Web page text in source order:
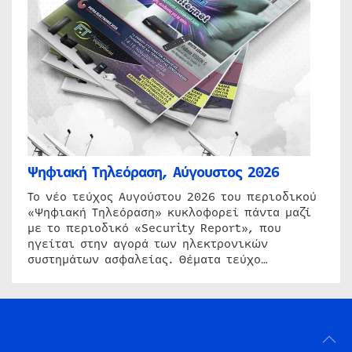
Ψηφιακή Τηλεόραση, Αύγουστος 2026
Το νέο τεύχος Αυγούστου 2026 του περιοδικού
«Ψηφιακή Τηλεόραση» κυκλοφορεί πάντα μαζί
με το περιοδικό «Security Report», που
ηγείται στην αγορά των ηλεκτρονικών
συστημάτων ασφαλείας. Θέματα τεύχο…